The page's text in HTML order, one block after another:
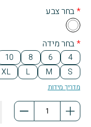
*בחר צבע
Wh
ite
*בחר מידה
4
6
8
10
S
M
L
XL
מדריך מידות
כמות